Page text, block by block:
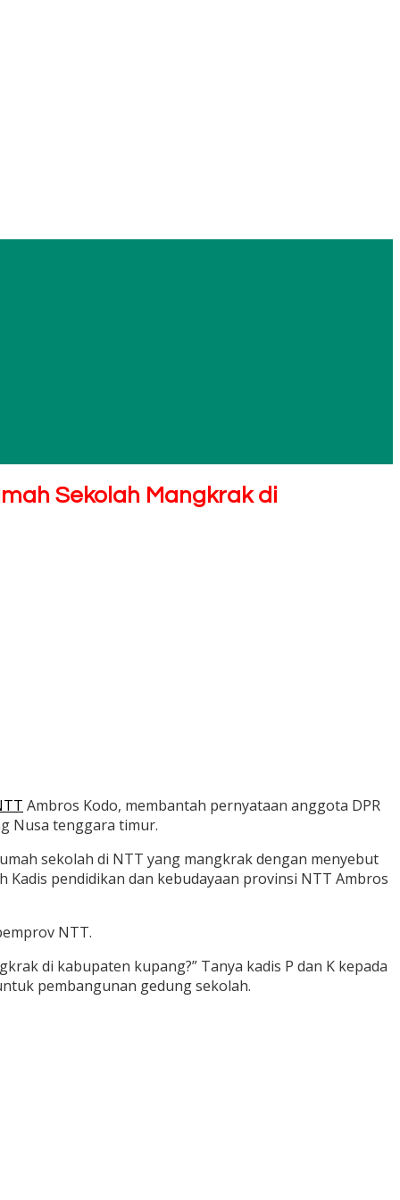
Sekolah Mangkrak di
Ambros Kodo, membantah pernyataan anggota DPR
Nusa tenggara timur.
sekolah di NTT yang mangkrak dengan menyebut
pendidikan dan kebudayaan provinsi NTT Ambros
NTT.
di kabupaten kupang?” Tanya kadis P dan K kepada
pembangunan gedung sekolah.